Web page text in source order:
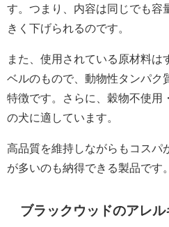
す。つまり、内容は同じでも容
きく下げられるのです。
また、使用されている原材料は
ベルのもので、動物性タンパク
特徴です。さらに、穀物不使用
の犬に適しています。
高品質を維持しながらもコスパ
が多いのも納得できる製品です。
ブラックウッドのアレ